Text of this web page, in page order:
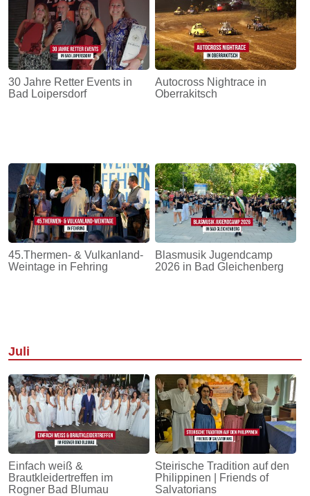
30 Jahre Retter Events in
Bad Loipersdorf
Autocross Nightrace in
Oberrakitsch
45.Thermen- & Vulkanland-
Weintage in Fehring
Blasmusik Jugendcamp
2026 in Bad Gleichenberg
Juli
Einfach weiß &
Brautkleidertreffen im
Rogner Bad Blumau
Steirische Tradition auf den
Philippinen | Friends of
Salvatorians